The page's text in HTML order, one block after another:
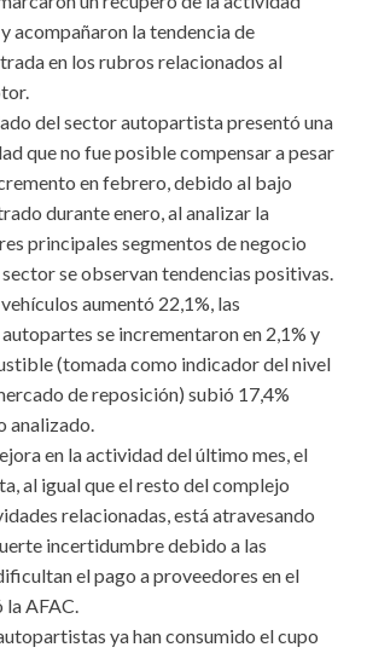
acompañaron la tendencia de
en los rubros relacionados al
del sector autopartista presentó una
que no fue posible compensar a pesar
en febrero, debido al bajo
durante enero, al analizar la
principales segmentos de negocio
se observan tendencias positivas.
aumentó 22,1%, las
se incrementaron en 2,1% y
(tomada como indicador del nivel
de reposición) subió 17,4%
analizado.
en la actividad del último mes, el
al igual que el resto del complejo
relacionadas, está atravesando
incertidumbre debido a las
el pago a proveedores en el
la AFAC.
ya han consumido el cupo